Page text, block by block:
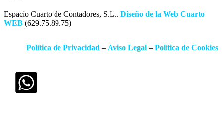
Espacio Cuarto de Contadores, S.L.. Diseño de la Web Cuarto
WEB (629.75.89.75)
Política de Privacidad – Aviso Legal – Política de Cookies